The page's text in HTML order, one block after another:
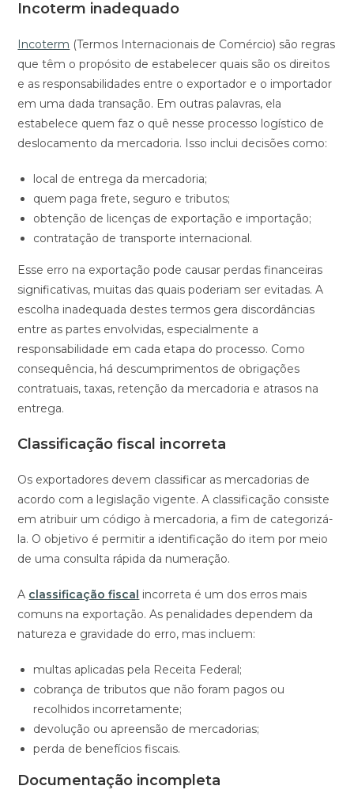
Incoterm inadequado
Incoterm (Termos Internacionais de Comércio) são regras
que têm o propósito de estabelecer quais são os direitos
e as responsabilidades entre o exportador e o importador
em uma dada transação. Em outras palavras, ela
estabelece quem faz o quê nesse processo logístico de
deslocamento da mercadoria. Isso inclui decisões como:
local de entrega da mercadoria;
quem paga frete, seguro e tributos;
obtenção de licenças de exportação e importação;
contratação de transporte internacional.
Esse erro na exportação pode causar perdas financeiras
significativas, muitas das quais poderiam ser evitadas. A
escolha inadequada destes termos gera discordâncias
entre as partes envolvidas, especialmente a
responsabilidade em cada etapa do processo. Como
consequência, há descumprimentos de obrigações
contratuais, taxas, retenção da mercadoria e atrasos na
entrega.
Classificação fiscal incorreta
Os exportadores devem classificar as mercadorias de
acordo com a legislação vigente. A classificação consiste
em atribuir um código à mercadoria, a fim de categorizá-
la. O objetivo é permitir a identificação do item por meio
de uma consulta rápida da numeração.
A classificação fiscal incorreta é um dos erros mais
comuns na exportação. As penalidades dependem da
natureza e gravidade do erro, mas incluem:
multas aplicadas pela Receita Federal;
cobrança de tributos que não foram pagos ou
recolhidos incorretamente;
devolução ou apreensão de mercadorias;
perda de benefícios fiscais.
Documentação incompleta